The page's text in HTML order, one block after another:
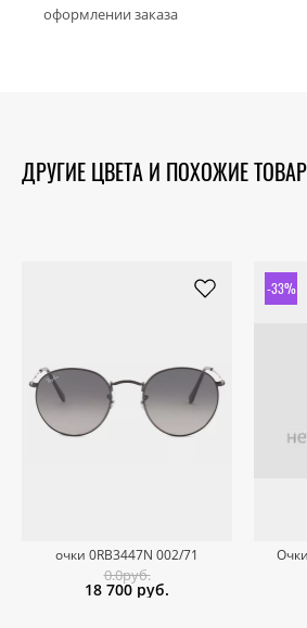
оформлении заказа
ДРУГИЕ ЦВЕТА И ПОХОЖИЕ
очки 0RB3447N 002/71
0.0руб.
18 700 руб.
-33%